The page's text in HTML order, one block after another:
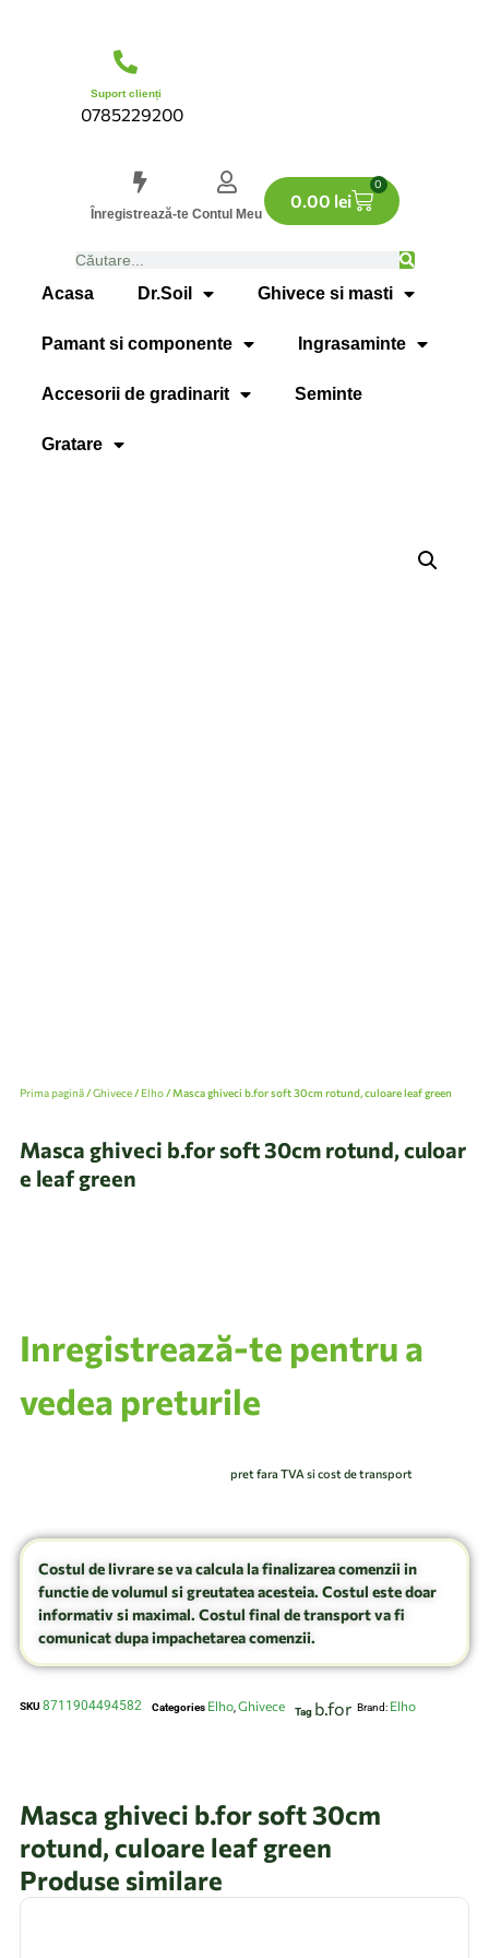
Suport clienți
0785229200
Înregistrează-te Contul Meu
0.00 lei
0
Acasa Dr.Soil Ghivece si masti
Pamant si componente Ingrasaminte
Accesorii de gradinarit Seminte
Gratare
Prima pagină/Ghivece/ Elho/ Masca ghiveci b.for soft 30cm rotund, culoare leaf green
Masca ghiveci b.for soft 30cm rotund, culoar
e leaf green
Inregistrează-te pentru a
vedea preturile
pret fara TVA si cost de transport
Costul de livrare se va calcula la finalizarea comenzii in
functie de volumul si greutatea acesteia. Costul este doar
informativ si maximal. Costul final de transport va fi
comunicat dupa impachetarea comenzii.
SKU 8711904494582 Categories Elho Ghivece Tag b.for Brand: Elho
Masca ghiveci b.for soft 30cm
rotund, culoare leaf green
Produse similare